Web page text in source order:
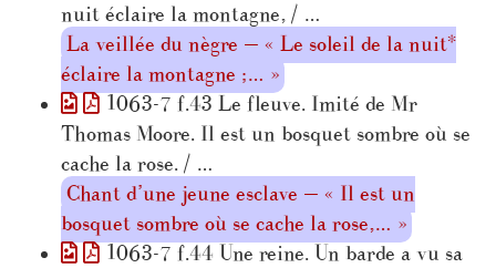
nuit éclaire la montagne, / …
La veillée du nègre — « Le soleil de la nuit*
éclaire la montagne ;… »
1063-7 f.43 Le fleuve. Imité de Mr
Thomas Moore. Il est un bosquet sombre où se
cache la rose. / …
Chant d’une jeune esclave — « Il est un
bosquet sombre où se cache la rose,… »
1063-7 f.44 Une reine. Un barde a vu sa